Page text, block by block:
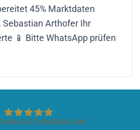
45% Marktdaten
Arthofer Ihr
📱 Bitte WhatsApp prüfen
auf ProvenExpert.com